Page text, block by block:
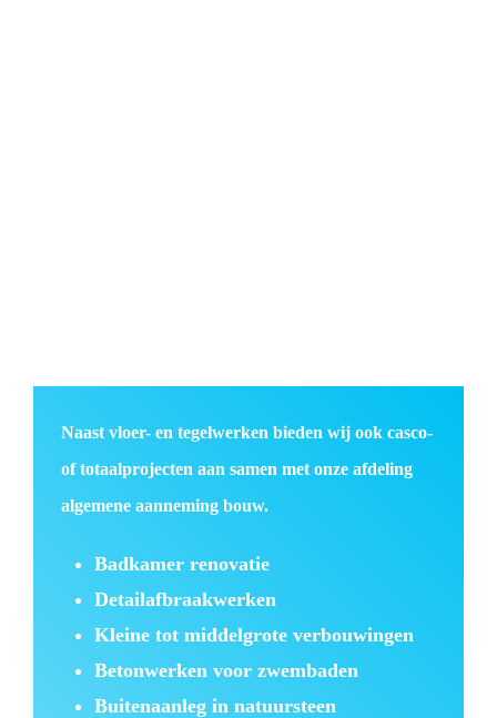
Naast vloer- en tegelwerken bieden wij ook casco-
of totaalprojecten aan samen met onze afdeling
algemene aanneming bouw.
Badkamer renovatie
Detailafbraakwerken
Kleine tot middelgrote verbouwingen
Betonwerken voor zwembaden
Buitenaanleg in natuursteen